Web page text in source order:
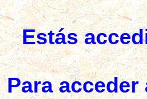
Estás
Para